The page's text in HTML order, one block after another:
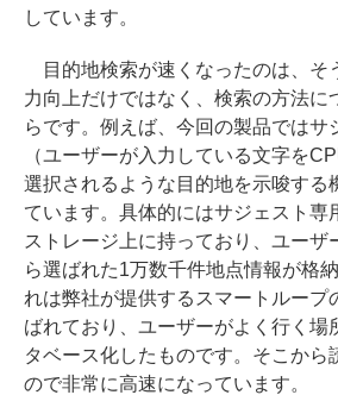
しています。
目的地検索が速くなったのは、そ
力向上だけではなく、検索の方法に
らです。例えば、今回の製品ではサ
（ユーザーが入力している文字を
選択されるような目的地を示唆する
ています。具体的にはサジェスト専
ストレージ上に持っており、ユーザ
ら選ばれた1万数千件地点情報が格
れは弊社が提供するスマートループ
ばれており、ユーザーがよく行く場
タベース化したものです。そこから
ので非常に高速になっています。